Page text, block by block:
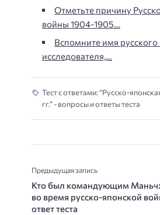
Отметьте причину
войны 1904-1905…
Вспомните имя
исследователя,…
Тест с ответами: “Русско-
гг.” - вопросы и ответы теста
Предыдущая запись
Кто был командующим
во время русско-японской
ответ теста